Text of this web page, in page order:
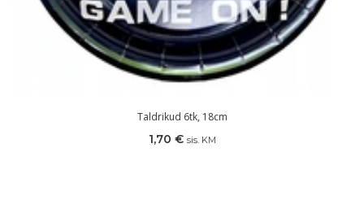
Taldrikud 6tk, 18cm
1,70 € sis. KM